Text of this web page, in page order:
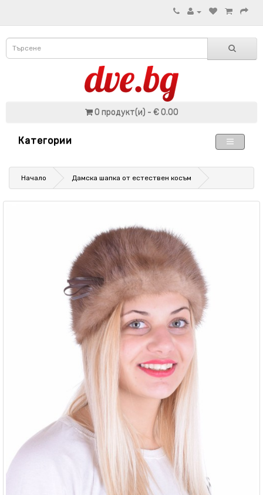
0 продукт(и) - € 0.00
Категории
Начало Дамска шапка от естествен косъм